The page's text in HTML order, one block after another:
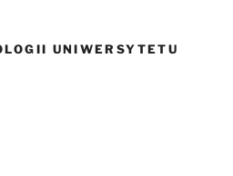
UNIWERSYTETU